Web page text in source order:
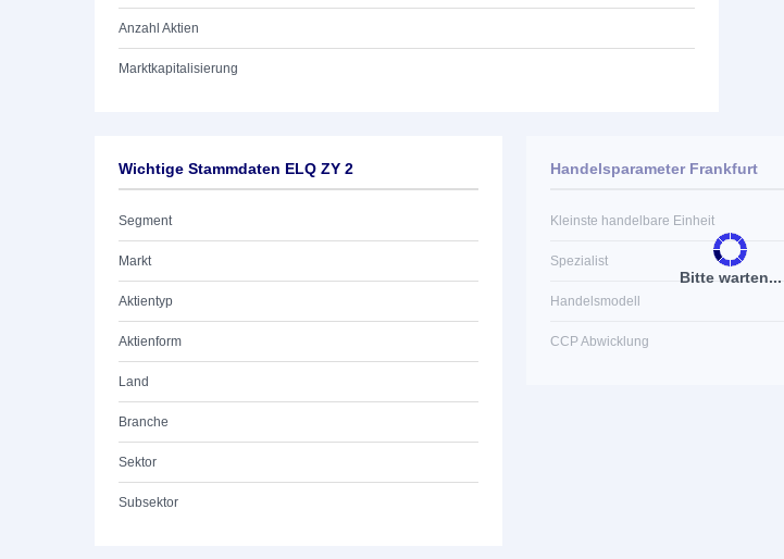
Anzahl Aktien
Marktkapitalisierung
Wichtige Stammdaten ELQ ZY 2
Segment
Markt
Aktientyp
Aktienform
Land
Branche
Sektor
Subsektor
Bitte warten...
Handelsparameter Frankfurt
Kleinste handelbare Einheit
Spezialist
Handelsmodell
CCP Abwicklung